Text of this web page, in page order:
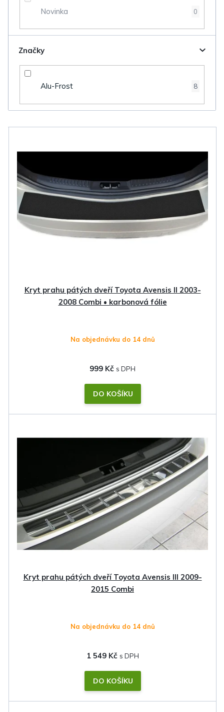
Novinka 0
Značky
Alu-Frost 8
Kryt prahu pátých dveří Toyota Avensis II 2003-
2008 Combi • karbonová fólie
Na objednávku do 14 dnů
999 Kč
DO KOŠÍKU
Kryt prahu pátých dveří Toyota Avensis III 2009-
2015 Combi
Na objednávku do 14 dnů
1 549 Kč
DO KOŠÍKU